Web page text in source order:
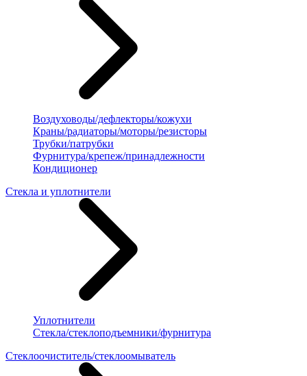
Воздуховоды/дефлекторы/кожухи
Краны/радиаторы/моторы/резисторы
Трубки/патрубки
Фурнитура/крепеж/принадлежности
Кондиционер
Стекла и уплотнители
Уплотнители
Стекла/стеклоподъемники/фурнитура
Стеклоочиститель/стеклоомыватель